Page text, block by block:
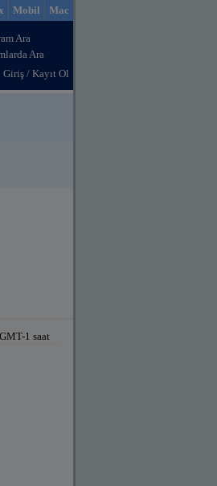
Mac
Mobil
Ara
Ara
Giriş / Kayıt Ol
1 saat